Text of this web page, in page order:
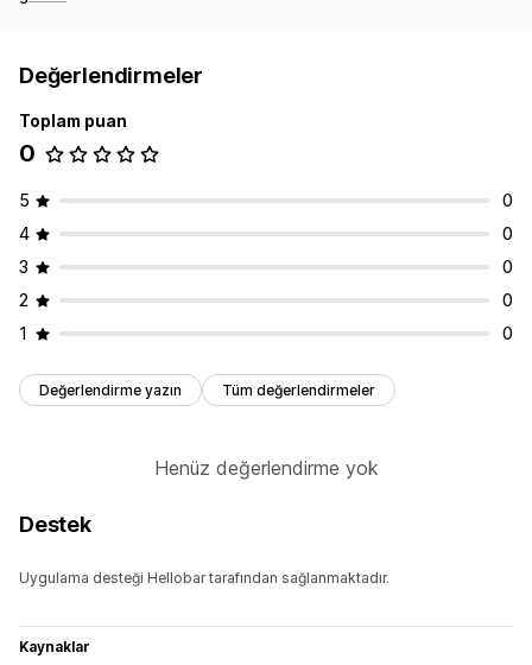
Değerlendirmeler
Toplam puan
0
5
0
4
0
3
0
2
0
1
0
Değerlendirme yazın Tüm değerlendirmeler
Henüz değerlendirme yok
Destek
Uygulama desteği Hellobar tarafından sağlanmaktadır.
Kaynaklar